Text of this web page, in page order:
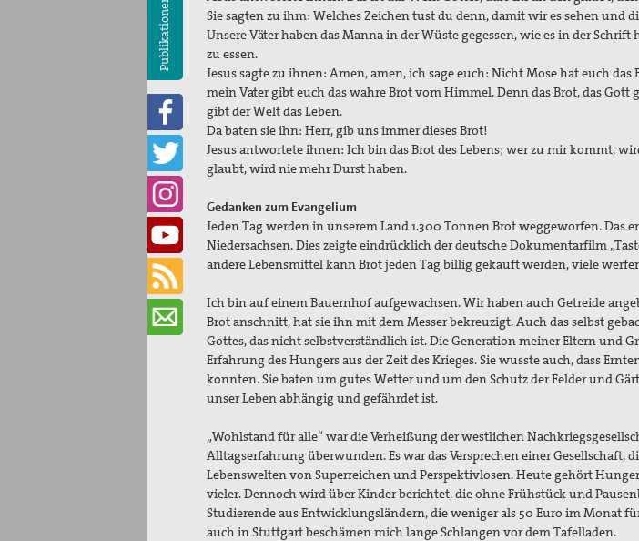
Publikationen
Sie sagten zu ihm: Welches Zeichen tust du denn, damit wir es sehen und
Unsere Väter haben das Manna in der Wüste gegessen, wie es in der
zu essen.
Jesus sagte zu ihnen: Amen, amen, ich sage euch: Nicht Mose hat euch
mein Vater gibt euch das wahre Brot vom Himmel. Denn das Brot, das
gibt der Welt das Leben.
Da baten sie ihn: Herr, gib uns immer dieses Brot!
Jesus antwortete ihnen: Ich bin das Brot des Lebens; wer zu mir kommt,
glaubt, wird nie mehr Durst haben.
Gedanken zum Evangelium
Jeden Tag werden in unserem Land 1.300 Tonnen Brot weggeworfen. Das
Niedersachsen. Dies zeigte eindrücklich der deutsche Dokumentarfilm
andere Lebensmittel kann Brot jeden Tag billig gekauft werden, viele
Ich bin auf einem Bauernhof aufgewachsen. Wir haben auch Getreide
Brot anschnitt, hat sie ihn mit dem Messer bekreuzigt. Auch das selbst
Gottes, das nicht selbstverständlich ist. Die Generation meiner Eltern und
Erfahrung des Hungers aus der Zeit des Krieges. Sie wusste auch, dass
konnten. Sie baten um gutes Wetter und um den Schutz der Felder und
unser Leben abhängig und gefährdet ist.
„Wohlstand für alle“ war die Verheißung der westlichen
Alltagserfahrung überwunden. Es war das Versprechen einer Gesellschaft,
Lebenswelten von Superreichen und Perspektivlosen. Heute gehört
vieler. Dennoch wird über Kinder berichtet, die ohne Frühstück und
Studierende aus Entwicklungsländern, die weniger als 50 Euro im Monat
auch in Stuttgart beschämen mich lange Schlangen vor dem Tafelladen.